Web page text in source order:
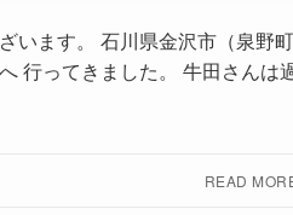
います。 石川県金沢市（泉野
行ってきました。 牛田さん